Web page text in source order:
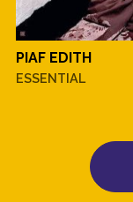
PIAF EDITH
ESSENTIAL